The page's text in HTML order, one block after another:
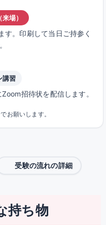
場）
す。印刷して当日ご持参く
講習
招待状を配信します。
お願いします。
受験の流れの詳細
持ち物